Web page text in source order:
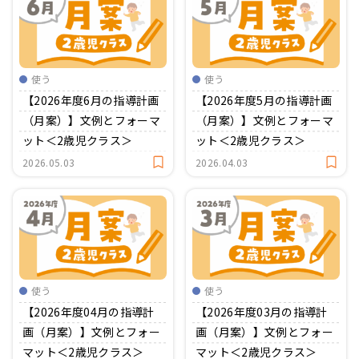
使う
【2026年度6月の指導計画
（月案）】文例とフォーマ
ット＜2歳児クラス＞
2026.05.03
使う
【2026年度5月の指導計画
（月案）】文例とフォーマ
ット＜2歳児クラス＞
2026.04.03
使う
【2026年度04月の指導計
画（月案）】文例とフォー
マット＜2歳児クラス＞
使う
【2026年度03月の指導計
画（月案）】文例とフォー
マット＜2歳児クラス＞